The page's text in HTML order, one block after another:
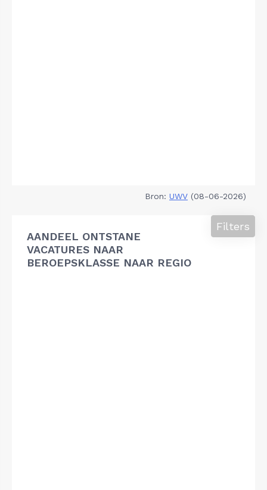
Bron: UWV (08-06-2026)
AANDEEL ONTSTANE
VACATURES NAAR
BEROEPSKLASSE NAAR REGIO
Filters